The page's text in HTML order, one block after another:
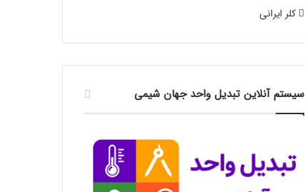
کلر ایرانی
سیستم آنلاین تبدیل واحد جهان شیمی